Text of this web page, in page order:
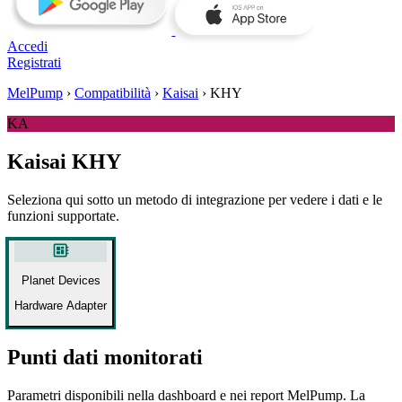
Accedi
Registrati
MelPump › Compatibilità › Kaisai › KHY
KA
Kaisai KHY
Seleziona qui sotto un metodo di integrazione per vedere i dati e le
funzioni supportate.
developer_board
Planet Devices
Hardware Adapter
Punti dati monitorati
Parametri disponibili nella dashboard e nei report MelPump. La